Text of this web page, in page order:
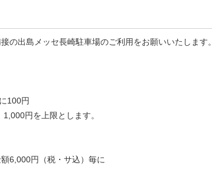
の出島メッセ長崎駐車場のご利用をお願いいたします。
100円
円を上限とします。
6,000円（税・サ込）毎に